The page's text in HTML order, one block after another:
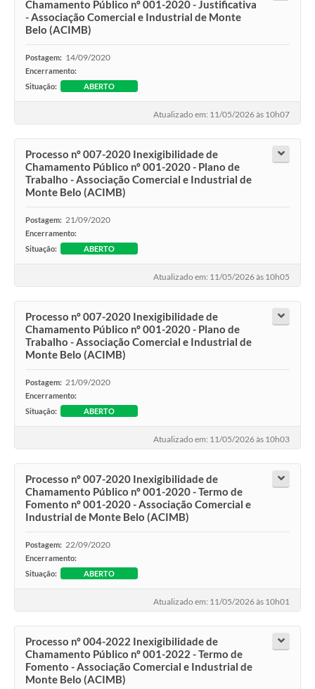
Chamamento Público nº 001-2020 - Justificativa
- Associação Comercial e Industrial de Monte
Belo (ACIMB)
Postagem: 14/09/2020
Encerramento:
Situação:
ABERTO
Atualizado em: 11/05/2026 às 10h07
Processo nº 007-2020 Inexigibilidade de
Chamamento Público nº 001-2020 - Plano de
Trabalho - Associação Comercial e Industrial de
Monte Belo (ACIMB)
Postagem: 21/09/2020
Encerramento:
Situação:
ABERTO
Atualizado em: 11/05/2026 às 10h05
Processo nº 007-2020 Inexigibilidade de
Chamamento Público nº 001-2020 - Plano de
Trabalho - Associação Comercial e Industrial de
Monte Belo (ACIMB)
Postagem: 21/09/2020
Encerramento:
Situação:
ABERTO
Atualizado em: 11/05/2026 às 10h03
Processo nº 007-2020 Inexigibilidade de
Chamamento Público nº 001-2020 - Termo de
Fomento nº 001-2020 - Associação Comercial e
Industrial de Monte Belo (ACIMB)
Postagem: 22/09/2020
Encerramento:
Situação:
ABERTO
Atualizado em: 11/05/2026 às 10h01
Processo nº 004-2022 Inexigibilidade de
Chamamento Público nº 001-2022 - Termo de
Fomento - Associação Comercial e Industrial de
Monte Belo (ACIMB)